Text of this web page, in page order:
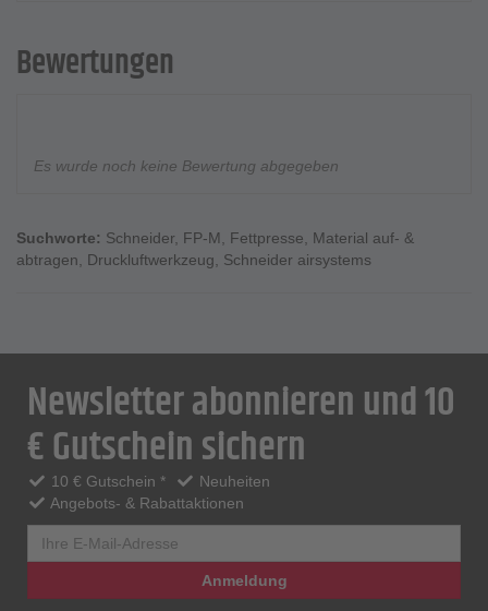
Bewertungen
Es wurde noch keine Bewertung abgegeben
Suchworte: Schneider, FP-M, Fettpresse, Material auf- &
abtragen, Druckluftwerkzeug, Schneider airsystems
Newsletter abonnieren und 10
€ Gutschein sichern
10 € Gutschein *
Neuheiten
Angebots- & Rabattaktionen
Anmeldung